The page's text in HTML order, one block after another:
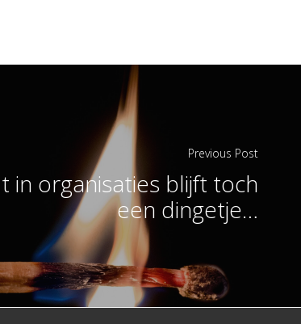
Previous Post
in organisaties blijft toch
een dingetje…